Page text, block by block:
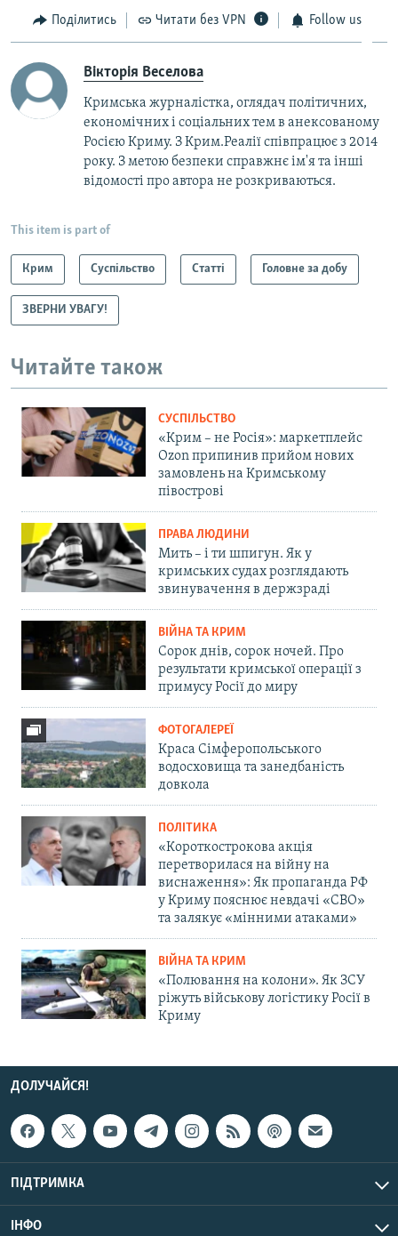
Поділитись Читати без VPN Follow us
Вікторія Веселова
Кримська журналістка, оглядач політичних,
економічних і соціальних тем в анексованому
Росією Криму. З Крим.Реалії співпрацює з 2014
року. З метою безпеки справжнє ім'я та інші
відомості про автора не розкриваються.
This item is part of
Крим Суспільство Статті Головне за добу
ЗВЕРНИ УВАГУ!
Читайте також
СУСПІЛЬСТВО
«Крим – не Росія»: маркетплейс
Ozon припинив прийом нових
замовлень на Кримському
півострові
ПРАВА ЛЮДИНИ
Мить – і ти шпигун. Як у
кримських судах розглядають
звинувачення в держзраді
ВІЙНА ТА КРИМ
Сорок днів, сорок ночей. Про
результати кримської операції з
примусу Росії до миру
ФОТОГАЛЕРЕЇ
Краса Сімферопольського
водосховища та занедбаність
довкола
ПОЛІТИКА
«Короткострокова акція
перетворилася на війну на
виснаження»: Як пропаганда РФ
у Криму пояснює невдачі «СВО»
та залякує «мінними атаками»
ВІЙНА ТА КРИМ
«Полювання на колони». Як ЗСУ
ріжуть військову логістику Росії в
Криму
ДОЛУЧАЙСЯ!
ПІДТРИМКА
ІНФО